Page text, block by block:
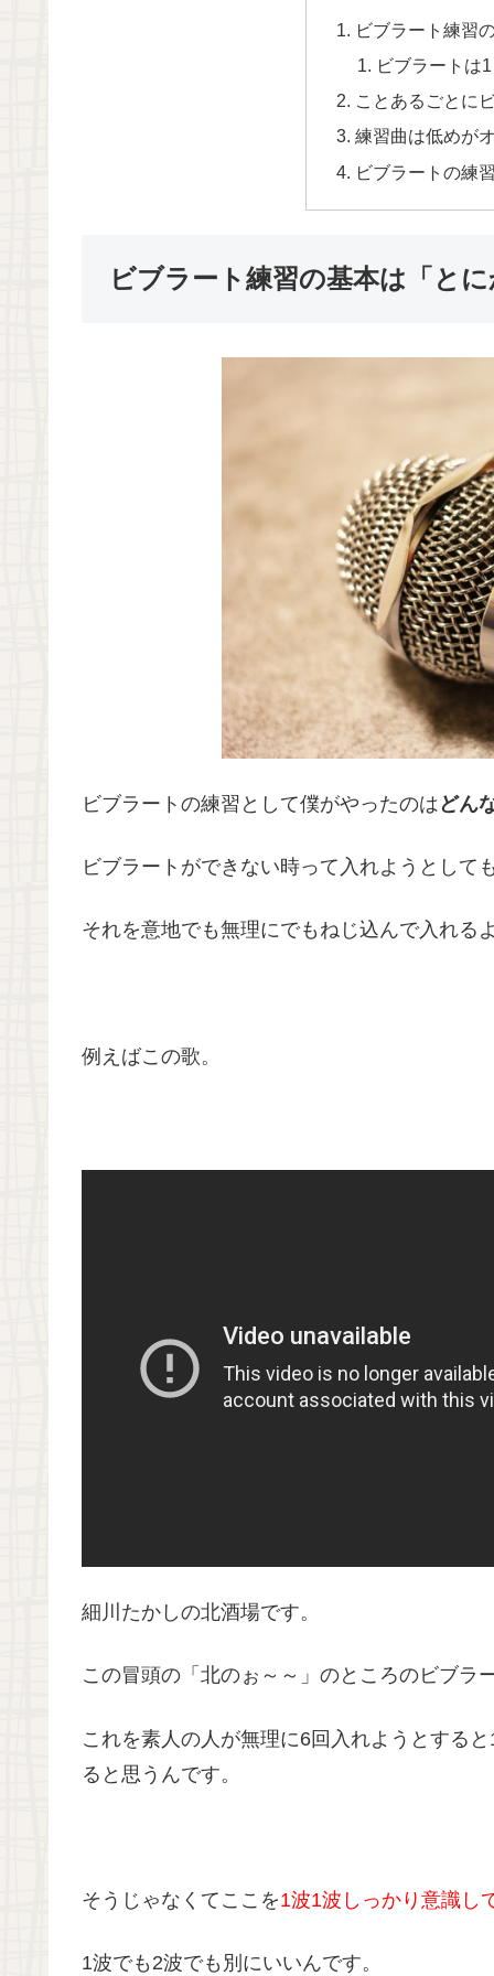
ビブラート練習
ビブラートは
ことあるごとに
練習曲は低めが
ビブラートの練
ビブラート練習の基本は「と
ビブラートの練習として僕がやったのは どん
ビブラートができない時って入れようとして
それを意地でも無理にでもねじ込んで入れる
例えばこの歌。
細川たかしの北酒場です。
この冒頭の「北のぉ～～」のところのビブラ
これを素人の人が無理に6回入れようとする
ると思うんです。
そうじゃなくてここを1波1波しっかり意識し
1波でも2波でも別にいいんです。